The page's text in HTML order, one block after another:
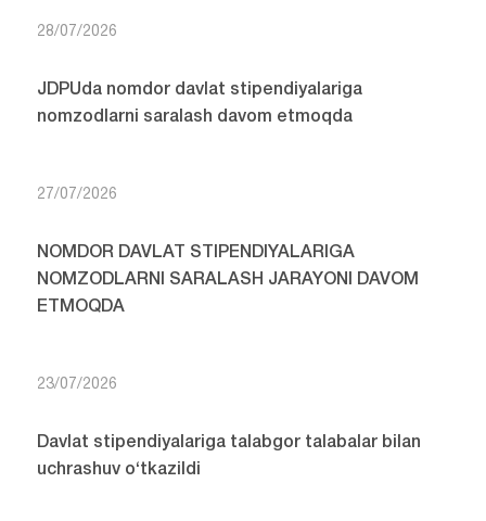
28/07/2026
JDPUda nomdor davlat stipendiyalariga
nomzodlarni saralash davom etmoqda
27/07/2026
NOMDOR DAVLAT STIPENDIYALARIGA
NOMZODLARNI SARALASH JARAYONI DAVOM
ETMOQDA
23/07/2026
Davlat stipendiyalariga talabgor talabalar bilan
uchrashuv o‘tkazildi